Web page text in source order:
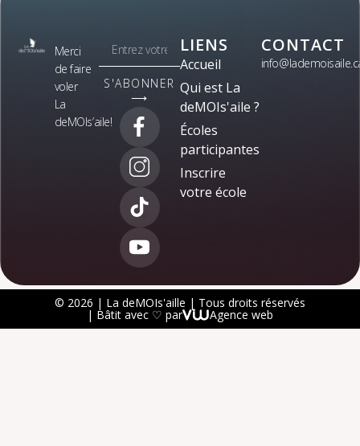
Merci
de faire
voler
La
deMOIs’aile!
S'ABONNER
⟶
LIENS
Accueil
Qui est La
deMOIs'aile ?
Écoles
participantes
Inscrire
votre école
CONTACT
© 2026 | La deMOIs'aille | Tous droits réservés
| Bâtit avec ♡ par Agence web